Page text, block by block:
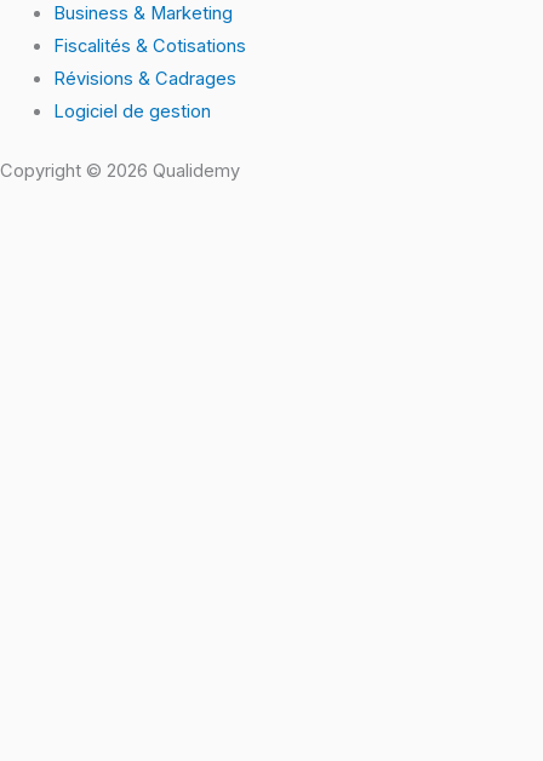
Business & Marketing
Fiscalités & Cotisations
Révisions & Cadrages
Logiciel de gestion
Copyright © 2026 Qualidemy